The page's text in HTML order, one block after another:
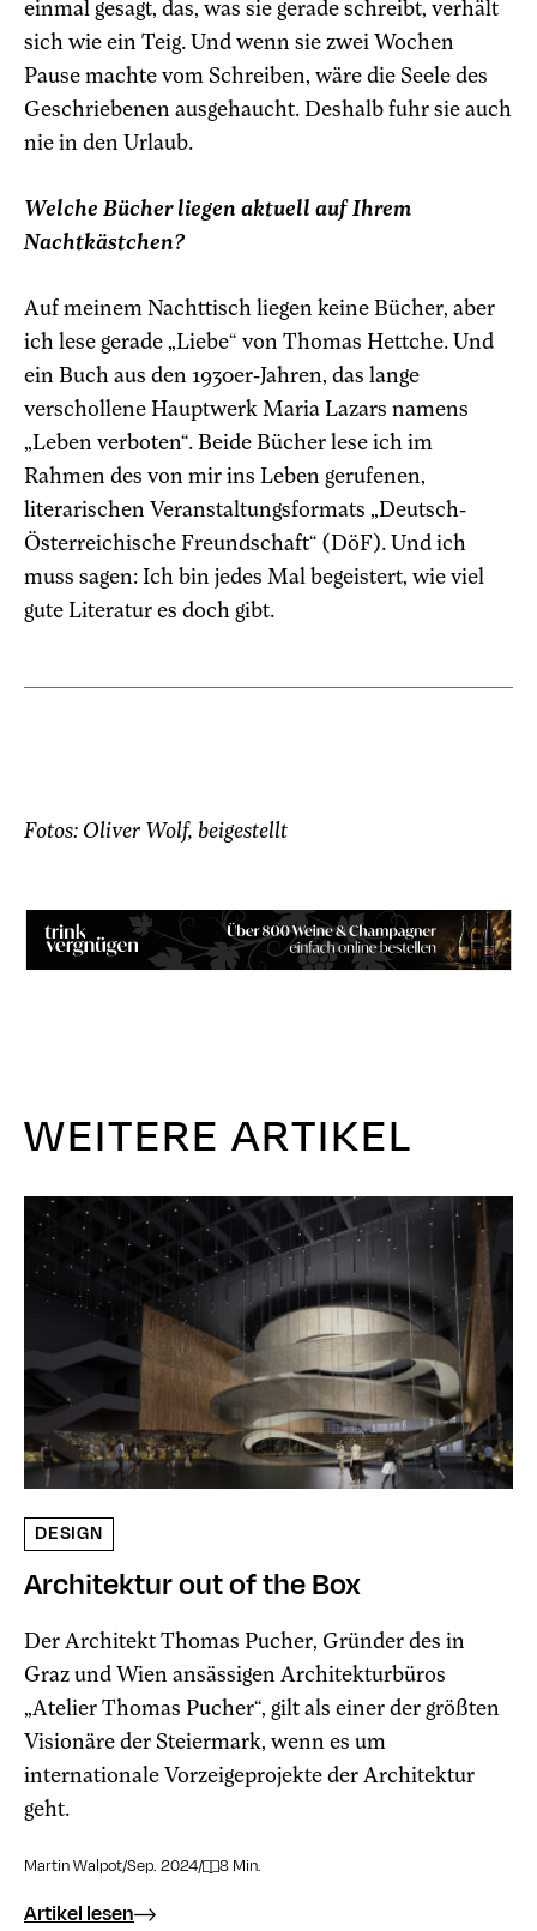
einmal gesagt, das, was sie gerade schreibt, verhält
sich wie ein Teig. Und wenn sie zwei Wochen
Pause machte vom Schreiben, wäre die Seele des
Geschriebenen ausgehaucht. Deshalb fuhr sie auch
nie in den Urlaub.
Welche Bücher liegen aktuell auf Ihrem
Nachtkästchen?
Auf meinem Nachttisch liegen keine Bücher, aber
ich lese gerade „Liebe“ von Thomas Hettche. Und
ein Buch aus den 1930er-Jahren, das lange
verschollene Hauptwerk Maria Lazars namens
„Leben verboten“. Beide Bücher lese ich im
Rahmen des von mir ins Leben gerufenen,
literarischen Veranstaltungsformats „Deutsch-
Österreichische Freundschaft“ (DöF). Und ich
muss sagen: Ich bin jedes Mal begeistert, wie viel
gute Literatur es doch gibt.
Fotos: Oliver Wolf, beigestellt
WEITERE ARTIKEL
DESIGN
Architektur out of the Box
Der Architekt Thomas Pucher, Gründer des in
Graz und Wien ansässigen Architekturbüros
„Atelier Thomas Pucher“, gilt als einer der größten
Visionäre der Steiermark, wenn es um
internationale Vorzeigeprojekte der Architektur
geht.
Martin Walpot/Sep. 2024/ 8 Min.
Artikel lesen